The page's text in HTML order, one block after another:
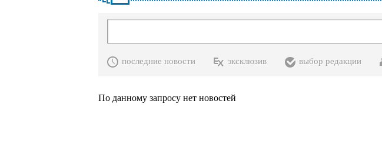
последние новости эксклюзив выбор редакции
По данному запросу нет новостей